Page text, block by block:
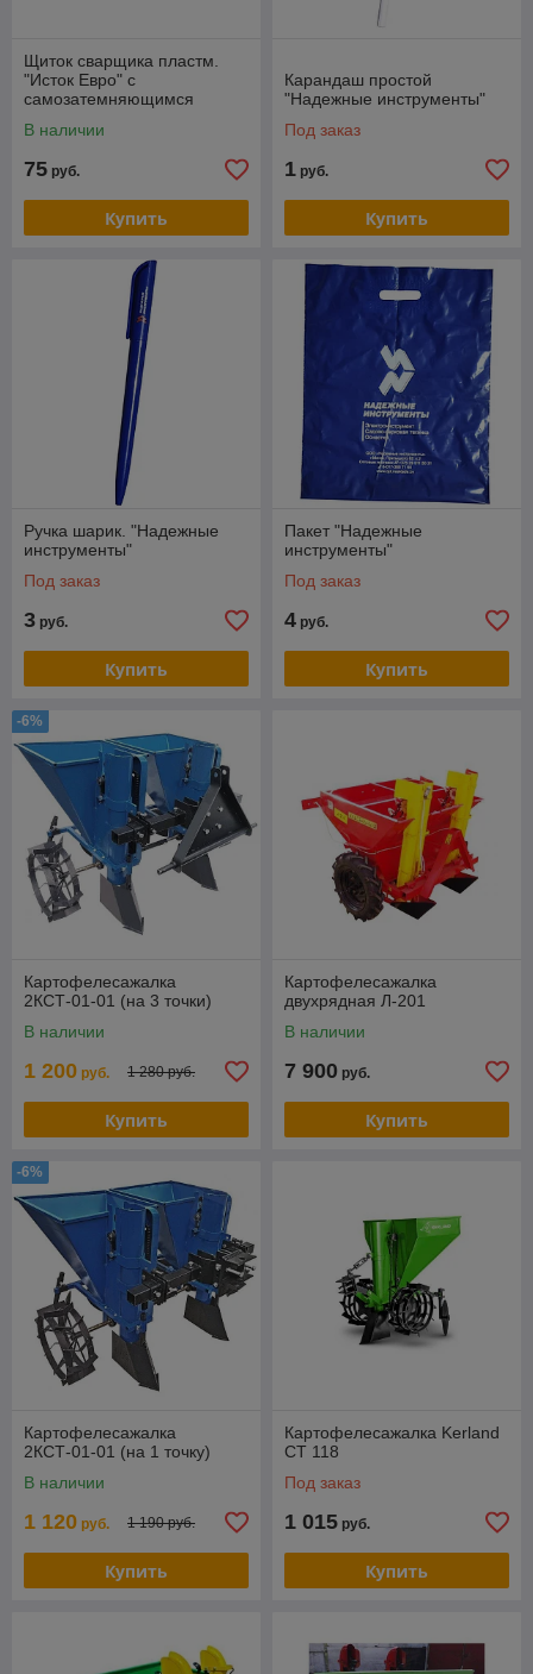
Щиток сварщика пластм.
"Исток Евро" с
самозатемняющимся
В наличии
75 руб.
Купить
Карандаш простой
"Надежные инструменты"
Под заказ
1 руб.
Купить
Ручка шарик. "Надежные
инструменты"
Под заказ
3 руб.
Купить
Пакет "Надежные
инструменты"
Под заказ
4 руб.
Купить
-6%
Картофелесажалка
2КСТ-01-01 (на 3 точки)
В наличии
1 200 руб. 1 280 руб.
Купить
Картофелесажалка
двухрядная Л-201
В наличии
7 900 руб.
Купить
-6%
Картофелесажалка
2КСТ-01-01 (на 1 точку)
В наличии
1 120 руб. 1 190 руб.
Купить
Картофелесажалка Kerland
СТ 118
Под заказ
1 015 руб.
Купить